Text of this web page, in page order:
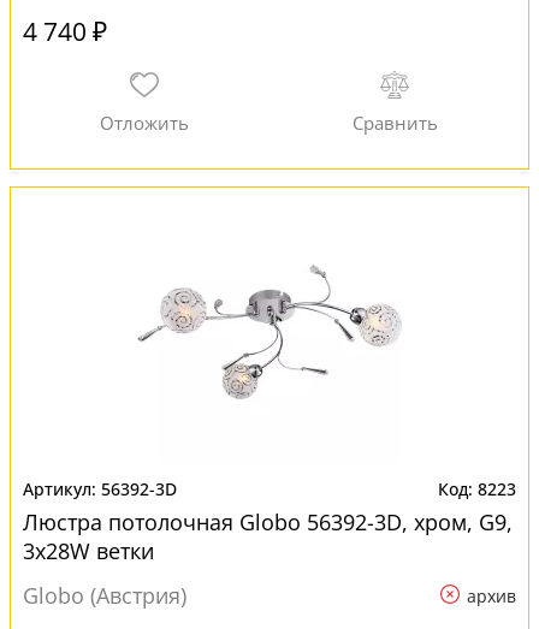
4 740 ₽
56392-3D 8223
Люстра потолочная Globo 56392-3D, хром, G9,
3x28W ветки
Globo (Австрия)
архив